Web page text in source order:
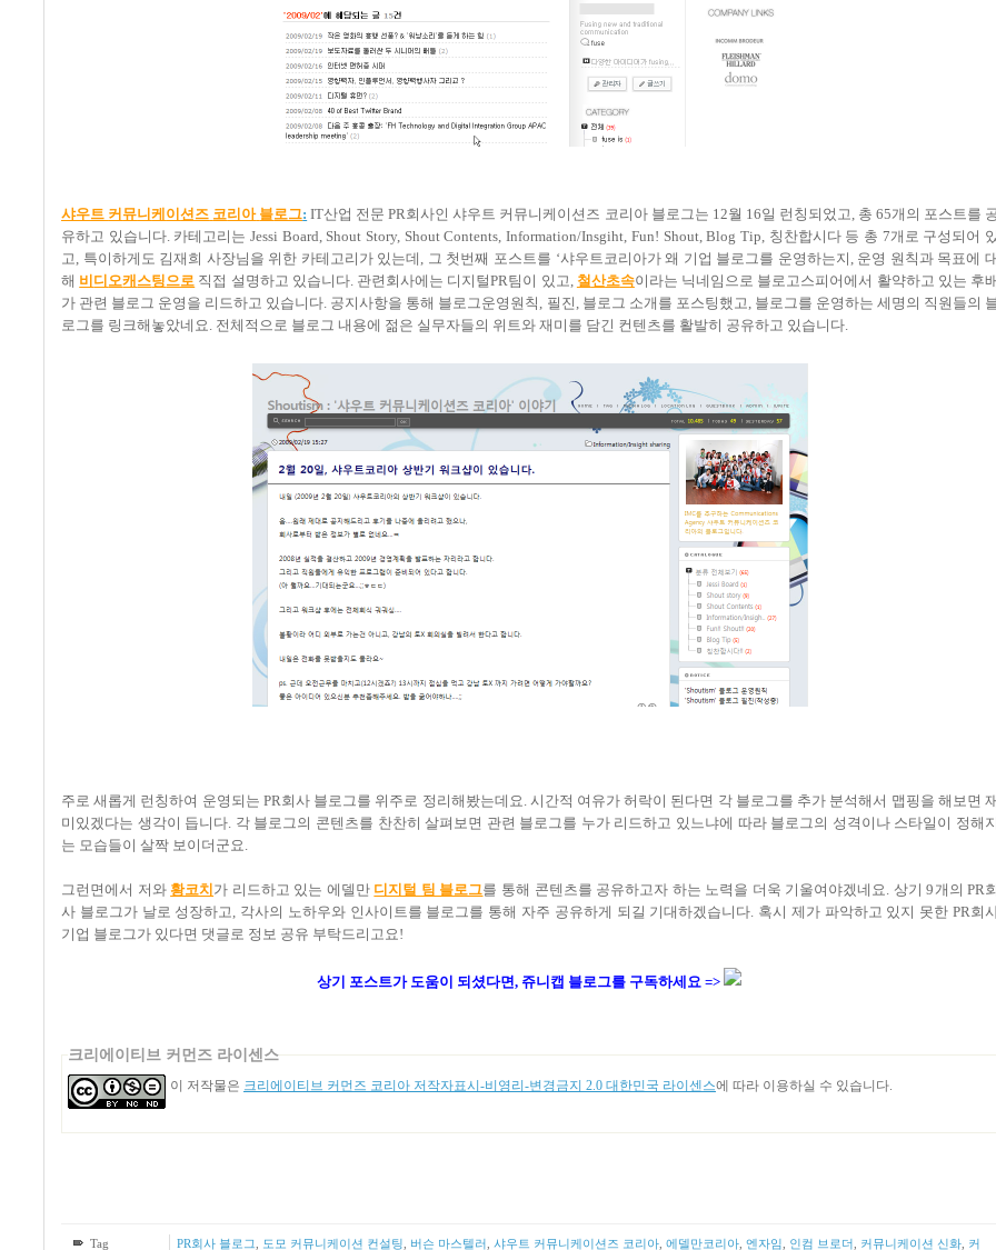
샤우트 커 뮤니케 이션즈 코리아 블로그: IT산업 전문 PR회사인 샤우트 커뮤니케이션즈 코리아 블로그는 12월 16일 런칭되었고, 총 65개의 포스트를
유하고 있습니다. 카테고리는 Jessi Board, Shout Story, Shout Contents, Information/Insgiht, Fun! Shout, Blog Tip, 칭찬합시다 등 총 7개로 구성되어 있
고, 특이하게도 김재희 사장님을 위한 카테고리가 있는데 , 그 첫번째 포스트를 ‘샤우트코리아가 왜 기업 블로그를 운영하는지 , 운영 원칙과 목표에 대
해 비 디 오캐 스팅으로 직접 설명하고 있습니다. 관련회사에는 디지털PR팀이 있고, 철산초속이라는 닉네임으로 블로고스피어에서 활약하고 있는 후배
가 관련 블로그 운영을 리드하고 있습니다. 공지사항을 통해 블로그운영원칙 , 필진 , 블로그 소개를 포스팅했고, 블로그를 운영하는 세명의 직원들의
로그를 링크해놓았네요. 전체적으로 블로그 내용에 젊은 실무자들의 위트와 재미를 담긴 컨텐츠를 활발히 공유하고 있습니다.
주로 새롭게 런칭하여 운영되는 PR회사 블로그를 위주로 정리해봤는데요. 시간적 여유가 허락이 된다면 각 블로그를 추가 분석해서 맵핑을 해보면 재
미있겠다는 생각이 듭니다. 각 블로그의 콘텐츠를 찬찬히 살펴보면 관련 블로그를 누가 리드하고 있느냐에 따라 블로그의 성격이나 스타일이 정해지
는 모습들이 살짝 보이더군요.
그런면에서 저와황코치 가 리드하고 있는 에델만 디지털 팀 블로그를 통해 콘텐츠를 공유하고자 하는 노력을 더욱 기울여야겠네요. 상기 9개의PR회
사 블로그가 날로 성장하고, 각사의 노하우와 인사이트를 블로그를 통해 자주 공유하게 되길 기대하겠습니다. 혹시 제가 파악하고 있지 못한 PR회
기업 블로그가 있다면 댓글로 정보 공유 부탁드리고요!
상기 포스트가 도움이 되셨다면, 쥬니캡 블로그를 구독하세요 =>
크리에이티브 커먼즈 라이센스
이 저작물은 크리에이티브 커먼즈 코리아 저작자표시-비영리-변경금지 2.0 대한민국 라이센스에 따라 이용하실 수 있습니다.
Tag PR회사 블로그 도모 커뮤니케이션 컨설팅 버슨 마스텔러 샤우트 커뮤니케이션즈 코리아, 에델만코리아, 엔자임 인컴 브로더 커뮤니케이션 신화, 커